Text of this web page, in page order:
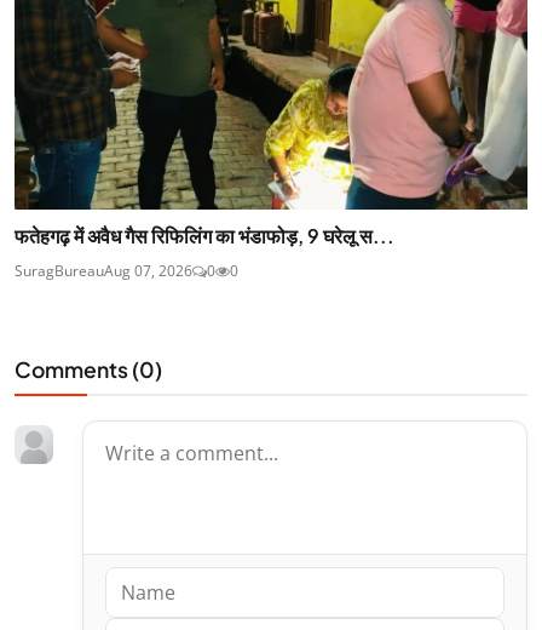
फतेहगढ़ में अवैध गैस रिफिलिंग का भंडाफोड़, 9 घरेलू स...
SuragBureauAug 07, 2026 0 0
Comments (0)